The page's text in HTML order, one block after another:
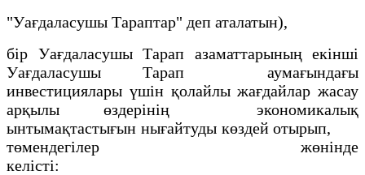
"Уағдаласушы Тараптар" деп аталатын),
бiр Уағдаласушы Тарап азаматтарының екiншi
Уағдаласушы Тарап аумағындағы
инвестициялары үшiн қолайлы жағдайлар жасау
арқылы өздерiнiң экономикалық
ынтымақтастығын нығайтуды көздей отырып,
төмендегiлер жөнiнде
келiстi: